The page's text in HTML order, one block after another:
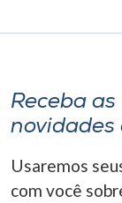
A+
Receba as
novidades
Usaremos
com você